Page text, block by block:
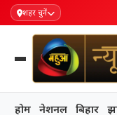
शहर चुनें
होम नेशनल बिहार